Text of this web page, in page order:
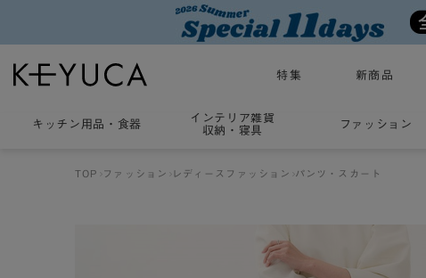
特集 新商品
キッチン用品 ・ 食器
インテリア雑貨
収納・寝具
ファッション
TOP ファッション レディースファッション パンツ・スカート